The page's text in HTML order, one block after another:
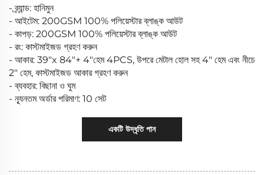
- ব্র্যান্ড: হানিমুন
- আইটেম: 200GSM 100% পলিয়েস্টার ব্লাঙ্ক আউট
- কাপড়: 200GSM 100% পলিয়েস্টার ব্লাঙ্ক আউট
- রং: কাস্টমাইজড গ্রহণ করুন
- আকার: 39"x 84"+ 4"হেম 4PCS, উপরে মেটাল হোল সহ 4" হেম এবং নীচে
2" হেম, কাস্টমাইজড আকার গ্রহণ করুন
- ব্যবহার: বিছানা ও ঘুম
- ন্যূনতম অর্ডার পরিমাণ: 10 সেট
একটি উদ্ধৃতি পান